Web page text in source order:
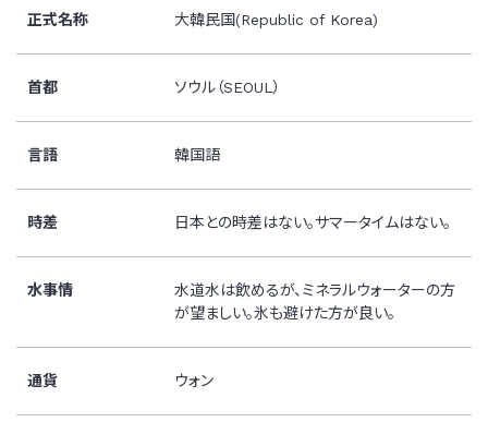
正式名称 大韓民国(Republic of Korea)
首都 ソウル（SEOUL）
言語 韓国語
時差 日本との時差はない。サマータイムはない。
水事情
水道水は飲めるが、ミネラルウォーターの方
が望ましい。氷も避けた方が良い。
通貨 ウォン